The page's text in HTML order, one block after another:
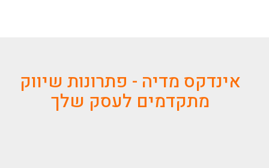
אינדקס מדיה - פתרונות שיווק
מתקדמים לעסק שלך